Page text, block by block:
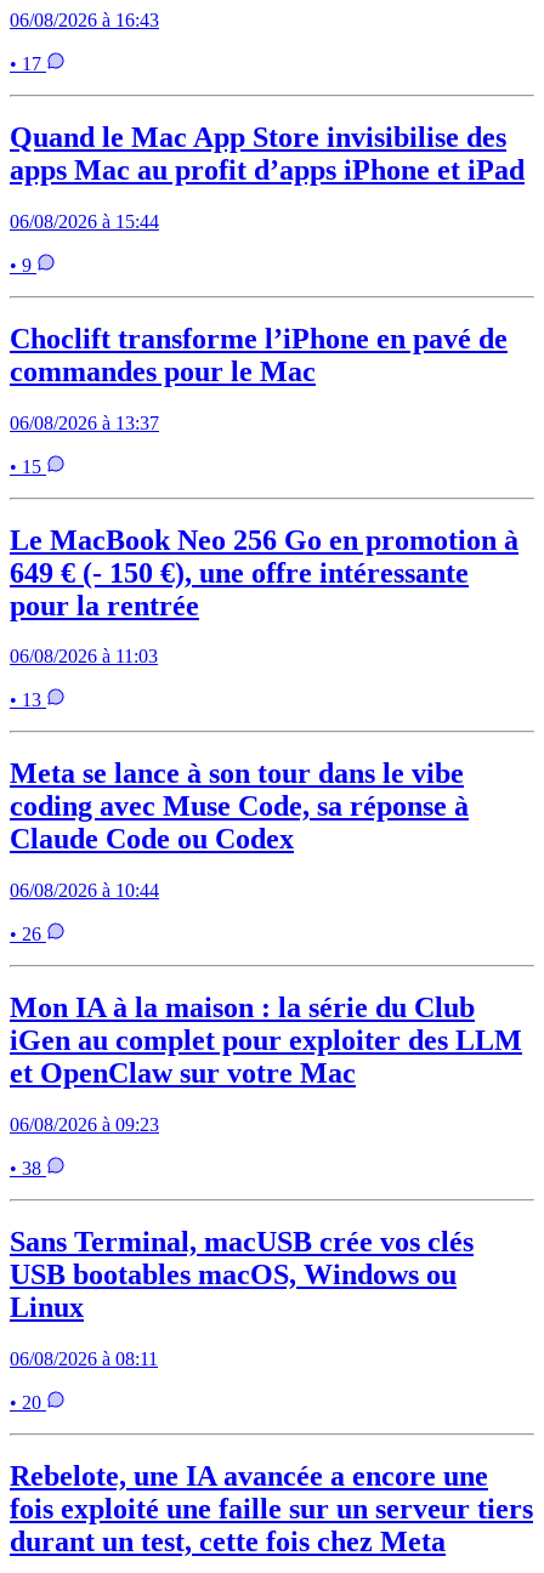
06/08/2026 à 16:43
• 17
Quand le Mac App Store invisibilise des
apps Mac au profit d’apps iPhone et iPad
06/08/2026 à 15:44
• 9
Choclift transforme l’iPhone en pavé de
commandes pour le Mac
06/08/2026 à 13:37
• 15
Le MacBook Neo 256 Go en promotion à
649 € (- 150 €), une offre intéressante
pour la rentrée
06/08/2026 à 11:03
• 13
Meta se lance à son tour dans le vibe
coding avec Muse Code, sa réponse à
Claude Code ou Codex
06/08/2026 à 10:44
• 26
Mon IA à la maison : la série du Club
iGen au complet pour exploiter des LLM
et OpenClaw sur votre Mac
06/08/2026 à 09:23
• 38
Sans Terminal, macUSB crée vos clés
USB bootables macOS, Windows ou
Linux
06/08/2026 à 08:11
• 20
Rebelote, une IA avancée a encore une
fois exploité une faille sur un serveur tiers
durant un test, cette fois chez Meta